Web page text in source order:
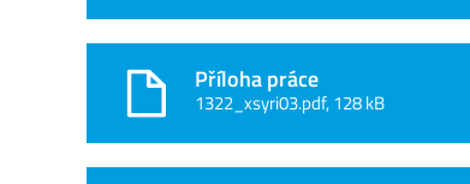
Příloha práce
1322_xsyri03.pdf, 128 kB